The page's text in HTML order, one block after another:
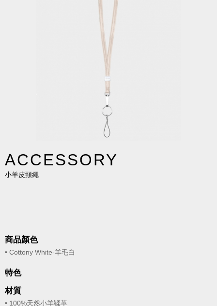
ACCESSORY
小羊皮頸繩
商品顏色
• Cottony White-羊毛白
特色
材質
• 100%天然小羊鞣革